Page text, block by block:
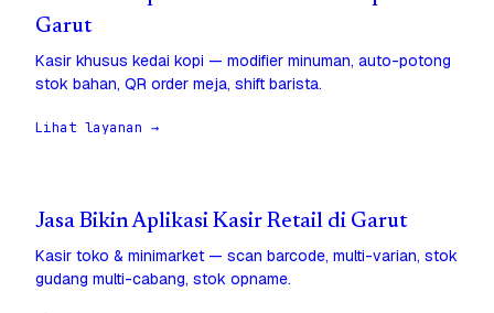
Garut
Kasir khusus kedai kopi — modifier minuman, auto-potong
stok bahan, QR order meja, shift barista.
Lihat layanan →
Jasa Bikin Aplikasi Kasir Retail di Garut
Kasir toko & minimarket — scan barcode, multi-varian, stok
gudang multi-cabang, stok opname.